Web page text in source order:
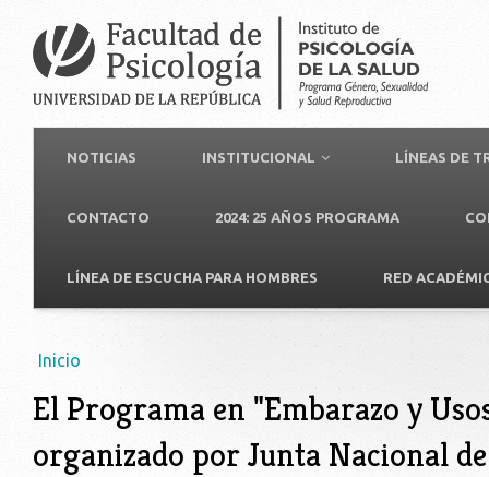
NOTICIAS INSTITUCIONAL LÍNEAS DE
CONTACTO 2024: 25 AÑOS PROGRAMA
LÍNEA DE ESCUCHA PARA HOMBRES RED
Usted está aquí
Inicio
El Programa en "Embarazo y
organizado por Junta Nacional